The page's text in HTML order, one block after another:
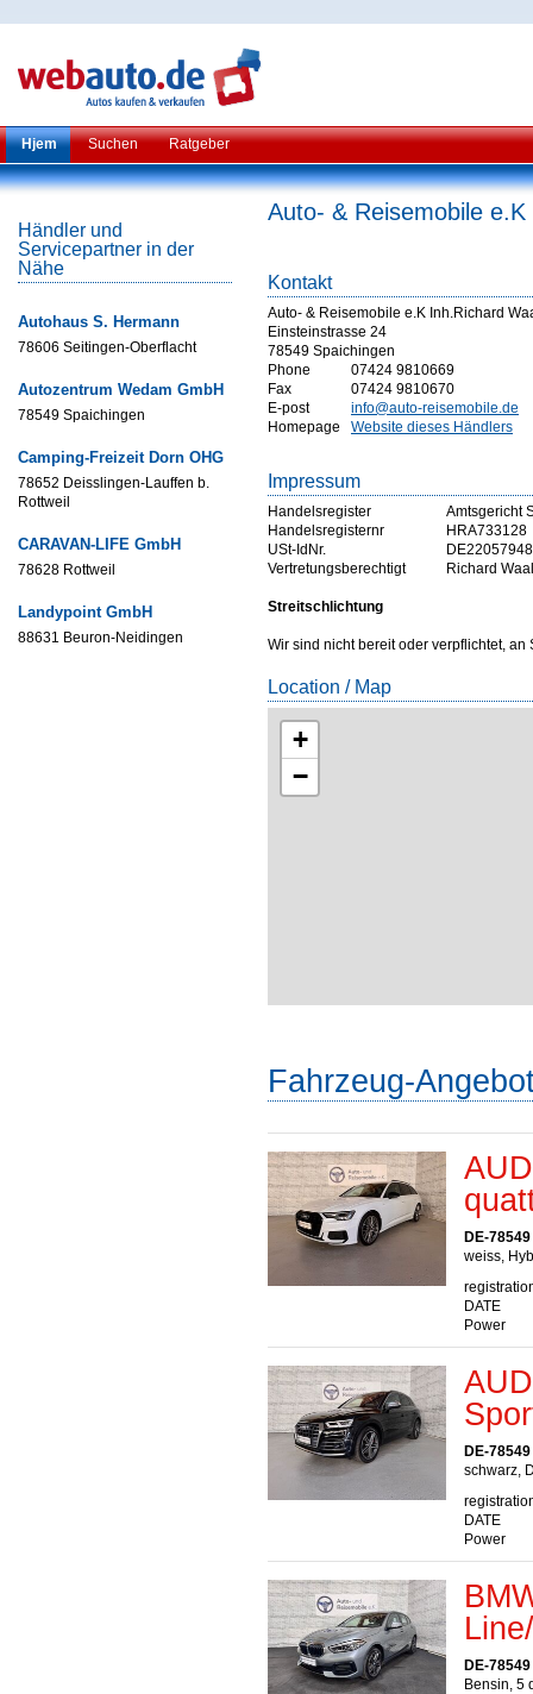
Hjem Suchen Ratgeber
Händler und
Servicepartner in der
Nähe
Autohaus S. Hermann
78606 Seitingen-Oberflacht
Autozentrum Wedam GmbH
78549 Spaichingen
Camping-Freizeit Dorn OHG
78652 Deisslingen-Lauffen b.
Rottweil
CARAVAN-LIFE GmbH
78628 Rottweil
Landypoint GmbH
88631 Beuron-Neidingen
Auto- & Reisemobile
Kontakt
Auto- & Reisemobile e.K Inh.Richard
Einsteinstrasse 24
78549 Spaichingen
Phone
07424 9810669
Fax
07424 9810670
E-post
info@auto-reisemobile.de
Homepage
Website dieses Händlers
Impressum
Handelsregister
Amtsgericht
Handelsregisternr
HRA733128
USt-IdNr.
Vertretungsberechtigt
Richard Waal
Streitschlichtung
Wir sind nicht bereit oder verpflichtet,
Location / Map
+
−
Fahrzeug-
DE-
weiss,
DATE
Power
DE-
schwarz,
DATE
Power
DE-
Bensin, 5